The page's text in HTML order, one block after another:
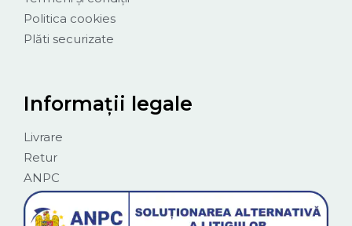
Politica cookies
Plăti securizate
Informații legale
Livrare
Retur
ANPC